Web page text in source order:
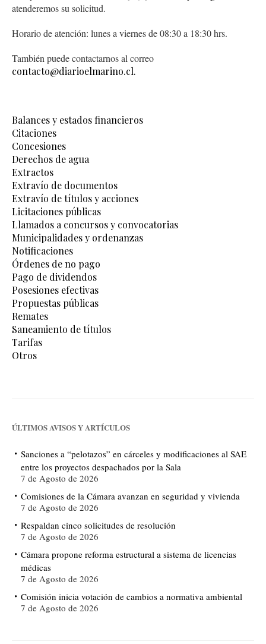
atenderemos su solicitud.
Horario de atención: lunes a viernes de 08:30 a 18:30 hrs.
También puede contactarnos al correo
contacto@diarioelmarino.cl.
Balances y estados financieros
Citaciones
Concesiones
Derechos de agua
Extractos
Extravío de documentos
Extravío de títulos y acciones
Licitaciones públicas
Llamados a concursos y convocatorias
Municipalidades y ordenanzas
Notificaciones
Órdenes de no pago
Pago de dividendos
Posesiones efectivas
Propuestas públicas
Remates
Saneamiento de títulos
Tarifas
Otros
ÚLTIMOS AVISOS Y ARTÍCULOS
Sanciones a “pelotazos” en cárceles y modificaciones al SAE
entre los proyectos despachados por la Sala
7 de Agosto de 2026
Comisiones de la Cámara avanzan en seguridad y vivienda
7 de Agosto de 2026
Respaldan cinco solicitudes de resolución
7 de Agosto de 2026
Cámara propone reforma estructural a sistema de licencias
médicas
7 de Agosto de 2026
Comisión inicia votación de cambios a normativa ambiental
7 de Agosto de 2026